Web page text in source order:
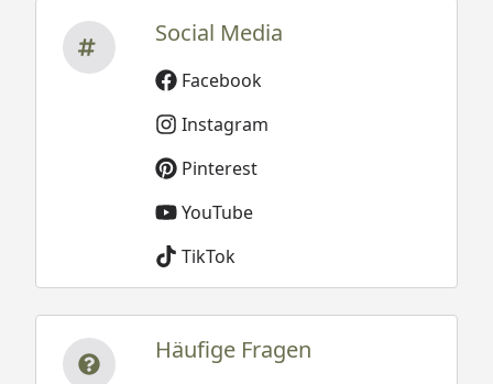
Social Media
Facebook
Instagram
Pinterest
YouTube
TikTok
Häufige Fragen